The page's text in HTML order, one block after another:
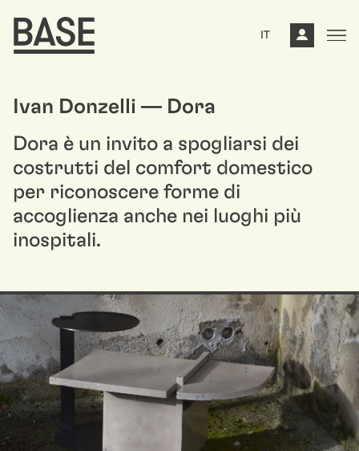
IT
Ivan Donzelli — Dora
Dora è un invito a spogliarsi dei
costrutti del comfort domestico
per riconoscere forme di
accoglienza anche nei luoghi più
inospitali.